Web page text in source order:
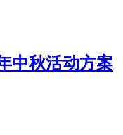
中秋活动方案